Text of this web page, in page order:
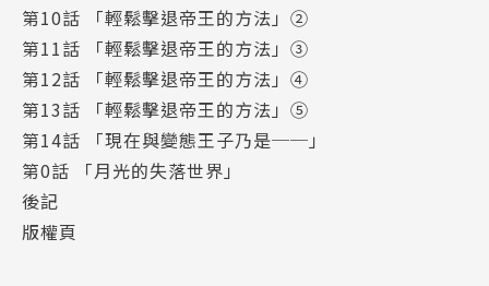
第10話 「輕鬆擊退帝王的方法」②
第11話 「輕鬆擊退帝王的方法」③
第12話 「輕鬆擊退帝王的方法」④
第13話 「輕鬆擊退帝王的方法」⑤
第14話 「現在與變態王子乃是──」
第0話 「月光的失落世界」
後記
版權頁